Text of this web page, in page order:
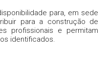
para, em sede
para a construção de
profissionais e permitam
identificados.